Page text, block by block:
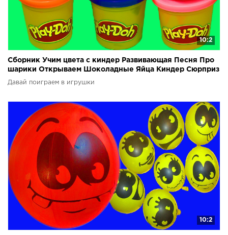
10:2
Сборник Учим цвета с киндер Развивающая Песня Про
шарики Открываем Шоколадные Яйца Киндер Сюрприз
Давай поиграем в игрушки
10:2